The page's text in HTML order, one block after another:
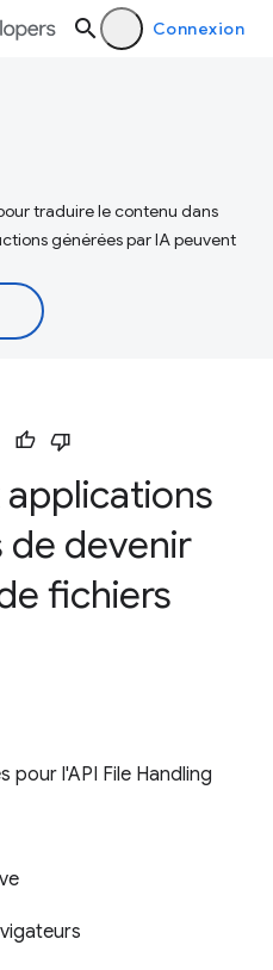
Connexion
traduire le contenu dans
générées par IA peuvent
de devenir
fichiers
pour l'API File Handling